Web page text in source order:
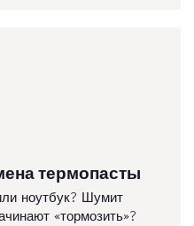
термопасты
ноутбук? Шумит
«тормозить»?